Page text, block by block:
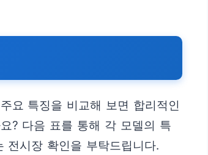
요 특징을 비교해 보면 합리적인
? 다음 표를 통해 각 모델의 특
시장 확인을 부탁드립니다.